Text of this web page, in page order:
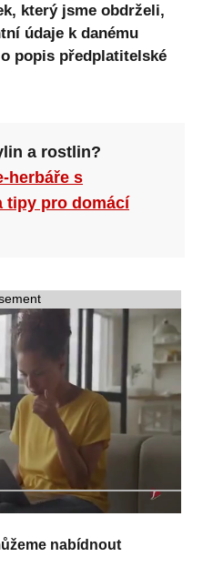
který jsme obdrželi,
údaje k danému
popis předplatitelské
a rostlin?
herbáře s
tipy pro domácí
nabídnout